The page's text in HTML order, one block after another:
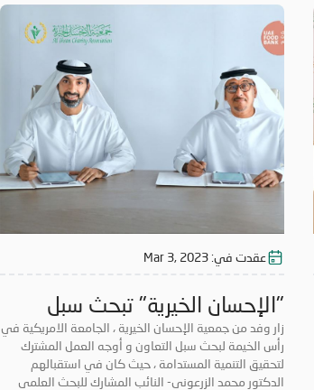
عقدت في: Mar 3, 2023
"الإحسان الخيرية" تبحث سبل
التعاون مع «الجامعة الامريكية»
في رأس الخيمة
زار وفد من جمعية الإحسان الخيرية ، الجامعة الامريكية في
رأس الخيمة لبحث سبل التعاون و أوجه العمل المشترك
لتحقيق التنمية المستدامة ، حيث كان في استقبالهم
الدكتور محمد الزرعوني- النائب المشارك للبحث العلمي